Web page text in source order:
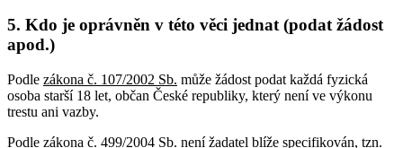
5. Kdo je oprávněn v této věci jednat (podat žádost
apod.)
Podle zákona č. 107/2002 Sb. může žádost podat každá fyzická
osoba starší 18 let, občan České republiky, který není ve výkonu
trestu ani vazby.
Podle zákona č. 499/2004 Sb. není žadatel blíže specifikován, tzn.